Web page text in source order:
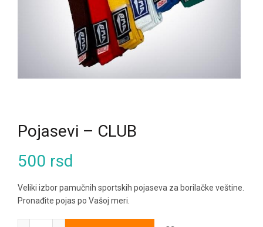
Pojasevi – CLUB
500 rsd
Veliki izbor pamučnih sportskih pojaseva za borilačke veštine.
Pronađite pojas po Vašoj meri.